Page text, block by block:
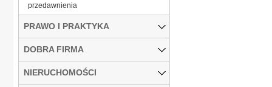
przedawnienia
PRAWO I PRAKTYKA
DOBRA FIRMA
NIERUCHOMOŚCI